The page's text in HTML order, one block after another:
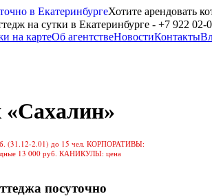
Хотите арендовать
на картеОб агентствеНовостиКонтакты
«Сахалин»
(31.12-2.01) до 15 чел. КОРПОРАТИВЫ:
13 000 руб. КАНИКУЛЫ: цена
посуточно